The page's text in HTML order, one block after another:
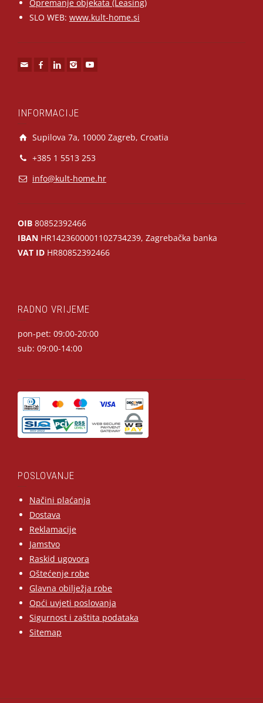
Opremanje objekata (Leasing)
SLO WEB: www.kult-home.si
INFORMACIJE
Supilova 7a, 10000 Zagreb, Croatia
+385 1 5513 253
info@kult-home.hr
OIB 80852392466
IBAN HR1423600001102734239, Zagrebačka banka
VAT ID HR80852392466
RADNO VRIJEME
pon-pet: 09:00-20:00
sub: 09:00-14:00
POSLOVANJE
Načini plaćanja
Dostava
Reklamacije
Jamstvo
Raskid ugovora
Oštećenje robe
Glavna obilježja robe
Opći uvjeti poslovanja
Sigurnost i zaštita podataka
Sitemap